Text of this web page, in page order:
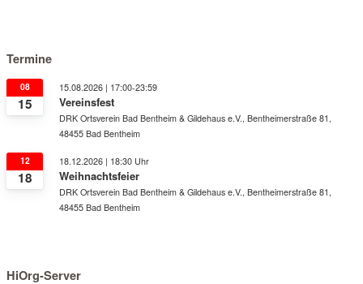
Termine
08
15
15.08.2026 | 17:00-23:59
Vereinsfest
DRK Ortsverein Bad Bentheim & Gildehaus e.V., Bentheimerstraße 81,
48455 Bad Bentheim
12
18
18.12.2026 | 18:30 Uhr
Weihnachtsfeier
DRK Ortsverein Bad Bentheim & Gildehaus e.V., Bentheimerstraße 81,
48455 Bad Bentheim
HiOrg-Server